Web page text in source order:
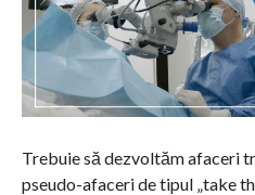
Trebuie să dezvoltăm afaceri
pseudo-afaceri de tipul „take